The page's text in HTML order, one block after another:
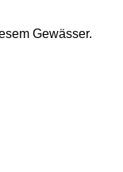
Gewässer.